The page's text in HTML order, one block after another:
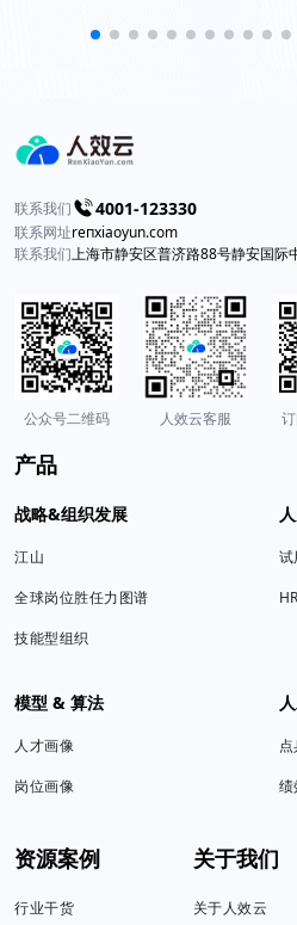
联系我们 4001-123330
联系网址reпxiaоyun.com
联系我们上海市静安区普济路88号静安国际
公众号二维码 人效云客服
产品
战略&组织发展
江山
全球岗位胜任力图谱
技能型组织
试
模型 & 算法
人才画像
岗位画像
绩
资源案例
行业干货
关于我们
关于人效云